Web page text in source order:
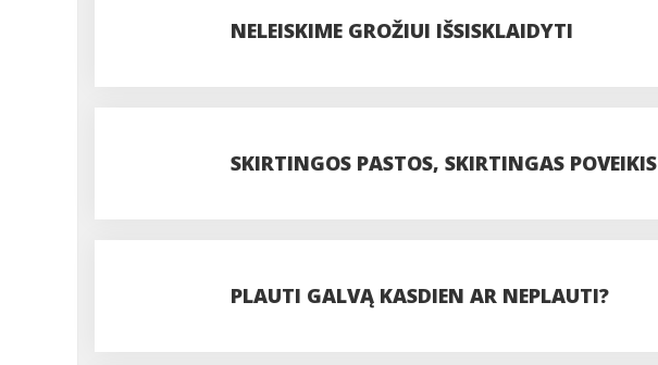
NELEISKIME GROŽIUI IŠSISKLAIDYTI
SKIRTINGOS PASTOS, SKIRTINGAS POVEIKIS
PLAUTI GALVĄ KASDIEN AR NEPLAUTI?